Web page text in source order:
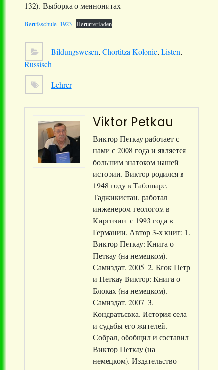
132). Выборка о меннонитах
Berufsschule_1923 Herunterladen
Bildungswesen, Chortitza Kolonie, Listen,
Russisch
Lehrer
Viktor Petkau
Виктор Петкау работает с
нами с 2008 года и является
большим знатоком нашей
истории. Виктор родился в
1948 году в Табошаре,
Таджикистан, работал
инженером-геологом в
Киргизии, с 1993 года в
Германии. Автор 3-х книг: 1.
Виктор Петкау: Книга о
Петкау (на немецком).
Самиздат. 2005. 2. Блок Петр
и Петкау Виктор: Книга о
Блоках (на немецком).
Самиздат. 2007. 3.
Кондратьевка. История села
и судьбы его жителей.
Собрал, обобщил и составил
Виктор Петкау (на
немецком). Издательство